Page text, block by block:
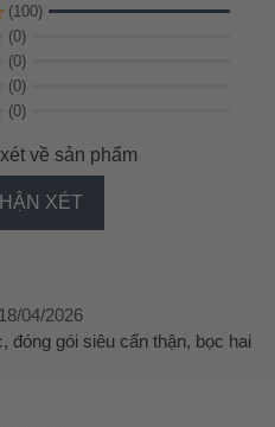
(100)
(0)
(0)
(0)
(0)
về sản phẩm
XÉT
04/2026
đóng gói siêu cẩn thận, bọc hai